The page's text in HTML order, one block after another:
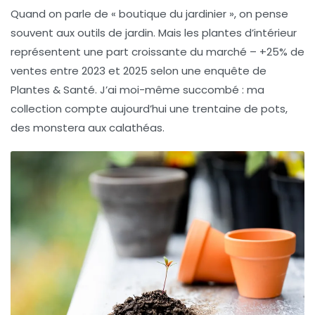
Quand on parle de « boutique du jardinier », on pense
souvent aux outils de jardin. Mais les plantes d’intérieur
représentent une part croissante du marché – +25% de
ventes entre 2023 et 2025 selon une enquête de
Plantes & Santé. J’ai moi-même succombé : ma
collection compte aujourd’hui une trentaine de pots,
des monstera aux calathéas.